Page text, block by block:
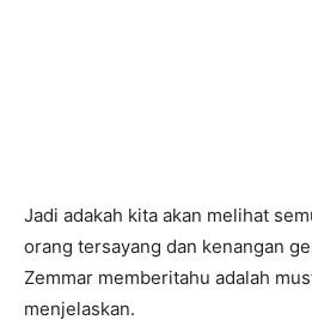
Jadi adakah kita akan melihat
orang tersayang dan kenangan
Zemmar memberitahu adalah
menjelaskan.